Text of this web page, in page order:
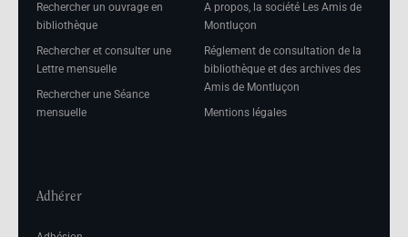
Rechercher un ouvrage en
bibliothèque
Rechercher et consulter une
Lettre mensuelle
Rechercher une Séance
mensuelle
A propos, la société Les Amis de
Montluçon
Réglement de consultation de la
bibliothèque et des archives des
Amis de Montluçon
Mentions légales
Adhérer